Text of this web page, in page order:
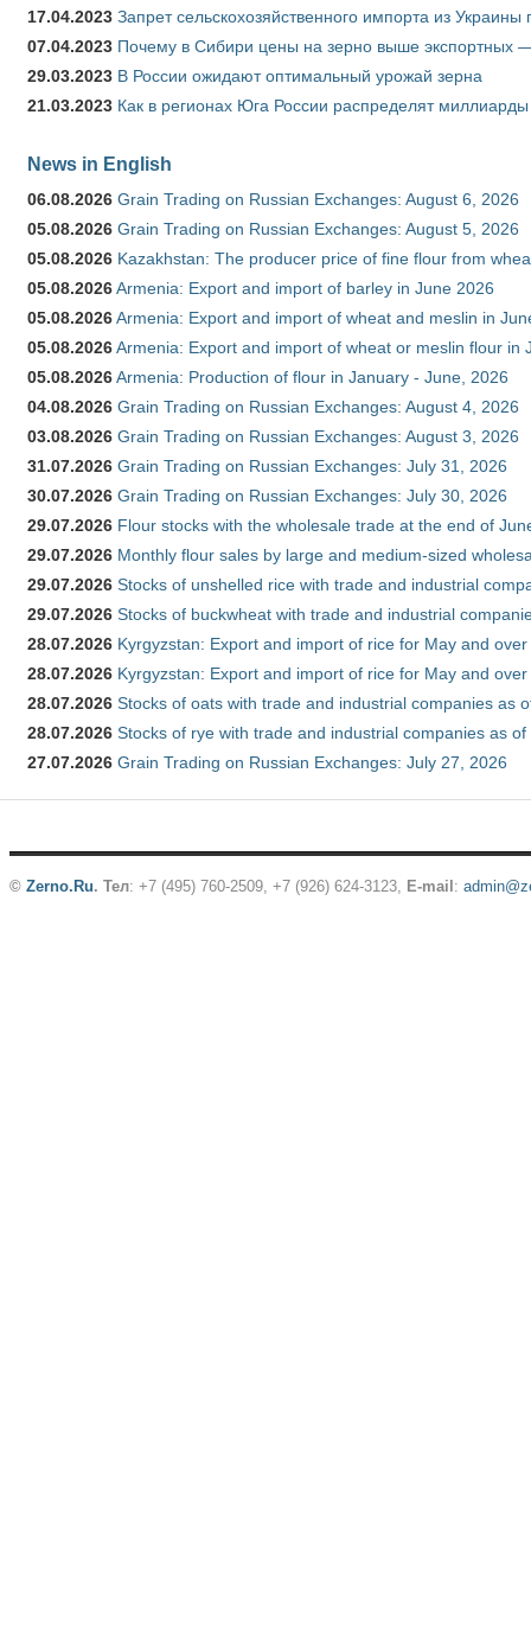
17.04.2023 Запрет сельскохозяйственного импорта из
07.04.2023 Почему в Сибири цены на зерно выше экспортных
29.03.2023 В России ожидают оптимальный урожай зерна
21.03.2023 Как в регионах Юга России распределят
News in English
06.08.2026 Grain Trading on Russian Exchanges: August 6, 2026
05.08.2026 Grain Trading on Russian Exchanges: August 5, 2026
05.08.2026 Kazakhstan: The producer price of fine flour from
05.08.2026Armenia: Export and import of barley in June 2026
05.08.2026Armenia: Export and import of wheat and meslin in
05.08.2026Armenia: Export and import of wheat or meslin flour in
05.08.2026Armenia: Production of flour in January - June, 2026
04.08.2026 Grain Trading on Russian Exchanges: August 4, 2026
03.08.2026 Grain Trading on Russian Exchanges: August 3, 2026
31.07.2026 Grain Trading on Russian Exchanges: July 31, 2026
30.07.2026 Grain Trading on Russian Exchanges: July 30, 2026
29.07.2026 Flour stocks with the wholesale trade at the end of
29.07.2026 Monthly flour sales by large and medium-sized
29.07.2026 Stocks of unshelled rice with trade and industrial
29.07.2026 Stocks of buckwheat with trade and industrial
28.07.2026 Kyrgyzstan: Export and import of rice for May and
28.07.2026 Kyrgyzstan: Export and import of rice for May and
28.07.2026 Stocks of oats with trade and industrial companies as
28.07.2026 Stocks of rye with trade and industrial companies as
27.07.2026 Grain Trading on Russian Exchanges: July 27, 2026
© Zerno.Ru. Тел: +7 (495) 760-2509, +7 (926) 624-3123, E-mail :